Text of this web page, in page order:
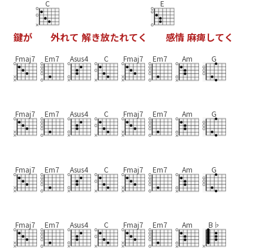
鍵が
C
外れて 解き放たれてく
E
感情 麻痺してく
Fmaj7 Em7 Asus4 C Fmaj7 Em7 Am G
Fmaj7 Em7 Asus4 C Fmaj7 Em7 Am G
Fmaj7 Em7 Asus4 C Fmaj7 Em7 Am G
Fmaj7 Em7 Asus4 C Fmaj7 Em7 Am B♭